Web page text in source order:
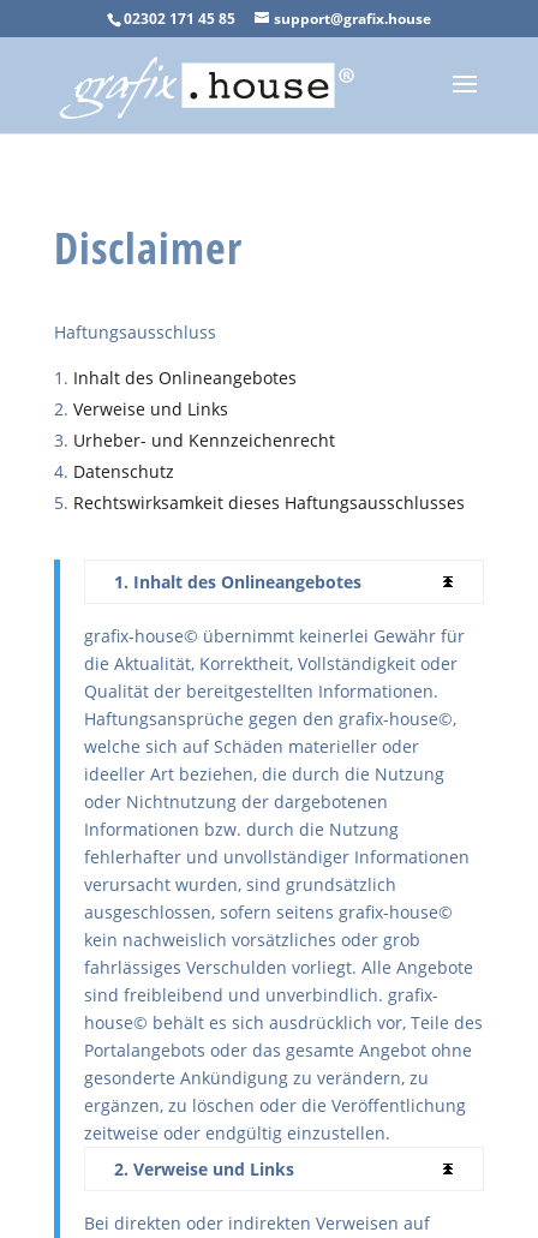
02302 171 45 85 support@grafix.house
Disclaimer
Haftungsausschluss
Inhalt des Onlineangebotes
Verweise und Links
Urheber- und Kennzeichenrecht
Datenschutz
Rechtswirksamkeit dieses Haftungsausschlusses
1. Inhalt des Onlineangebotes
grafix-house© übernimmt keinerlei Gewähr für
die Aktualität, Korrektheit, Vollständigkeit oder
Qualität der bereitgestellten Informationen.
Haftungsansprüche gegen den grafix-house©,
welche sich auf Schäden materieller oder
ideeller Art beziehen, die durch die Nutzung
oder Nichtnutzung der dargebotenen
Informationen bzw. durch die Nutzung
fehlerhafter und unvollständiger Informationen
verursacht wurden, sind grundsätzlich
ausgeschlossen, sofern seitens grafix-house©
kein nachweislich vorsätzliches oder grob
fahrlässiges Verschulden vorliegt. Alle Angebote
sind freibleibend und unverbindlich. grafix-
house© behält es sich ausdrücklich vor, Teile des
Portalangebots oder das gesamte Angebot ohne
gesonderte Ankündigung zu verändern, zu
ergänzen, zu löschen oder die Veröffentlichung
zeitweise oder endgültig einzustellen.
2. Verweise und Links
Bei direkten oder indirekten Verweisen auf